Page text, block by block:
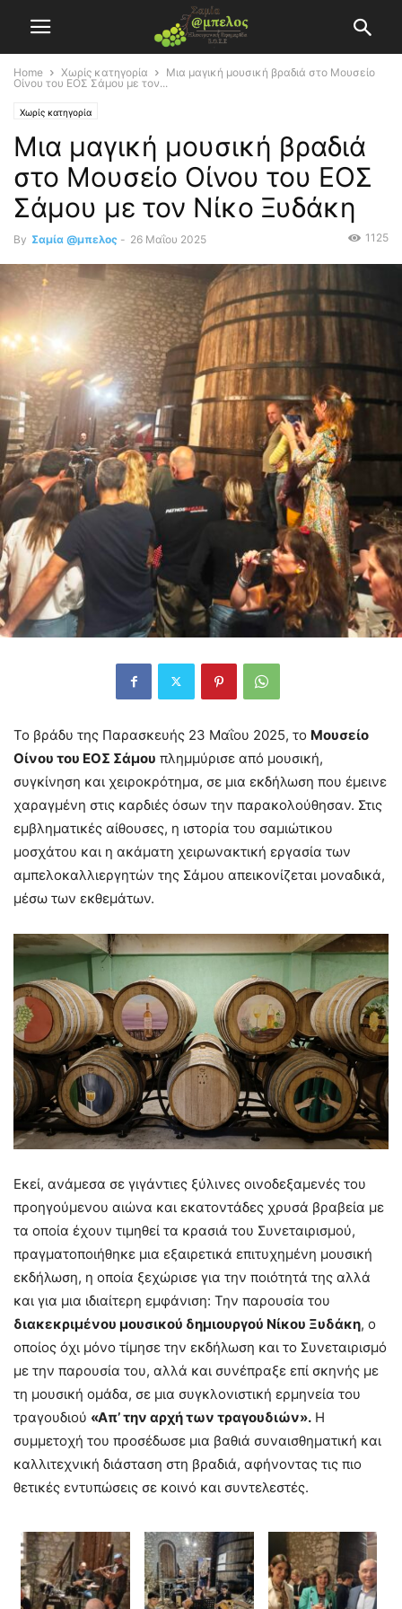
Home Χωρίς κατηγορία
Μια μαγική μουσική βραδιά στο Μουσείο
Οίνου του ΕΟΣ Σάμου με τον...
Χωρίς κατηγορία
Μια μαγική μουσική βραδιά
στο Μουσείο Οίνου του ΕΟΣ
Σάμου με τον Νίκο Ξυδάκη
By Σαμία @μπελος - 26 Μαΐου 2025 1125
Το βράδυ της Παρασκευής 23 Μαΐου 2025, το Μουσείο
Οίνου του ΕΟΣ Σάμου πλημμύρισε από μουσική,
συγκίνηση και χειροκρότημα, σε μια εκδήλωση που έμεινε
χαραγμένη στις καρδιές όσων την παρακολούθησαν. Στις
εμβληματικές αίθουσες, η ιστορία του σαμιώτικου
μοσχάτου και η ακάματη χειρωνακτική εργασία των
αμπελοκαλλιεργητών της Σάμου απεικονίζεται μοναδικά,
μέσω των εκθεμάτων.
Εκεί, ανάμεσα σε γιγάντιες ξύλινες οινοδεξαμενές του
προηγούμενου αιώνα και εκατοντάδες χρυσά βραβεία με
τα οποία έχουν τιμηθεί τα κρασιά του Συνεταιρισμού,
πραγματοποιήθηκε μια εξαιρετικά επιτυχημένη μουσική
εκδήλωση, η οποία ξεχώρισε για την ποιότητά της αλλά
και για μια ιδιαίτερη εμφάνιση: Την παρουσία του
διακεκριμένου μουσικού δημιουργού Νίκου Ξυδάκη, ο
οποίος όχι μόνο τίμησε την εκδήλωση και το Συνεταιρισμό
με την παρουσία του, αλλά και συνέπραξε επί σκηνής με
τη μουσική ομάδα, σε μια συγκλονιστική ερμηνεία του
τραγουδιού «Απ’ την αρχή των τραγουδιών». Η
συμμετοχή του προσέδωσε μια βαθιά συναισθηματική και
καλλιτεχνική διάσταση στη βραδιά, αφήνοντας τις πιο
θετικές εντυπώσεις σε κοινό και συντελεστές.